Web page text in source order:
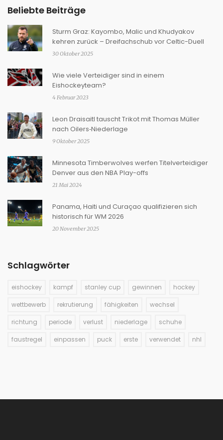
Beliebte Beiträge
Sturm Graz: Kayombo, Malic und Khudyakov
kehren zurück – Dreifachschub vor Celtic-Duell
30 Oktober 2025
Wie viele Verteidiger sind in einem
Eishockeyteam?
4 Februar 2023
Leon Draisaitl tauscht Trikot mit Thomas Müller
nach Oilers‑Niederlage
9 Oktober 2025
Minnesota Timberwolves werfen Titelverteidiger
Denver aus den NBA Play-offs
21 Mai 2024
Panama, Haiti und Curaçao qualifizieren sich
historisch für WM 2026
20 November 2025
Schlagwörter
eishockey kampf stanley cup gewinnen hockey
wettbewerb rekrutierung fähigkeiten wechsel
richtung periode verlust niederlage schuhe
faustregel einpassen puck erste verwendet nhl